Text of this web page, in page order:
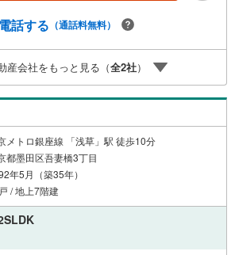
。「月々いくらなら安心か」をプロが明確に
。専属FPがお引渡し後も一生涯お守りしま
不動産キャンペーン対象店舗 当店でのご成約
ナスがもらえるキャンペーン対象です！※必
IDでログインの上お問い合わせくださ
電話する （通話料無料）
産会社をもっと見る（全2社）
メトロ銀座線 「浅草」駅 徒歩10分
都墨田区吾妻橋3丁目
年5月（築35年）
/ 地上7階建